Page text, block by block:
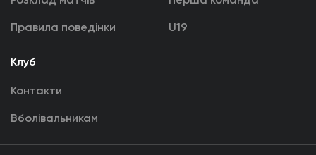
Правила поведінки U19
Клуб
Контакти
Вболівальникам